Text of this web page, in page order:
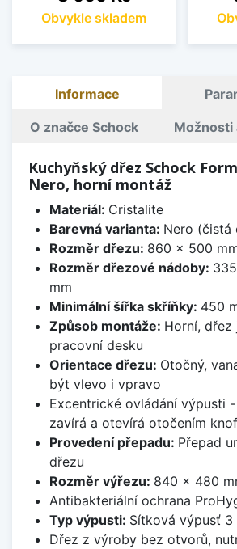
Obvykle skladem
Informace
O značce Schock Možnosti
Kuchyňský dřez Schock
Nero, horní montáž
Materiál: Cristalite
Barevná varianta: Nero (čistá
Rozměr dřezu: 860 x 500
Rozměr dřezové nádoby:
mm
Minimální šířka skříňky: 450
Způsob montáže: Horní, dřez
pracovní desku
Orientace dřezu: Otočný,
být vlevo i vpravo
Excentrické ovládání výpusti
zavírá a otevírá otočením
Provedení přepadu: Přepad
dřezu
Rozměr výřezu: 840 x 480
Antibakteriální ochrana
Typ výpusti: Sítková výpusť 3
Dřez z výroby bez otvorů,